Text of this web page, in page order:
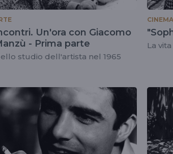
Un'ora con Giacomo
- Prima parte
studio dell'artista nel 1965
CINEMA
La